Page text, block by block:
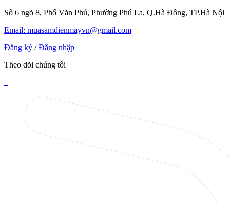
Số 6 ngõ 8, Phố Văn Phú, Phường Phú La, Q.Hà Đông, TP.Hà Nội
Email: muasamdienmayvn@gmail.com
Đăng ký / Đăng nhập
Theo dõi chúng tôi